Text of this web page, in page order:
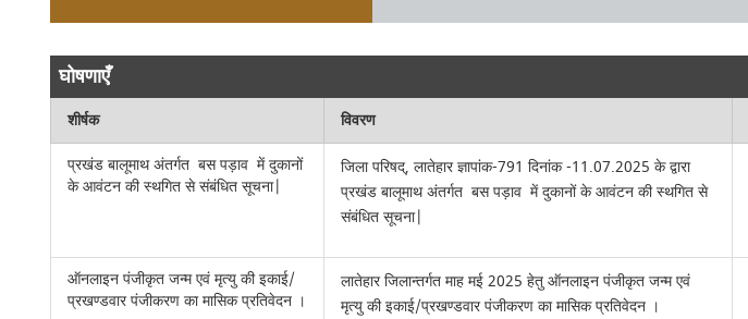
घोषणाएँ
शीर्षक विवरण
प्रखंड बालूमाथ अंतर्गत बस पड़ाव में दुकानों
के आवंटन की स्थगित से संबंधित सूचना|
जिला परिषद्, लातेहार ज्ञापांक-791 दिनांक -11.07.2025 के द्वारा
प्रखंड बालूमाथ अंतर्गत बस पड़ाव में दुकानों के आवंटन की स्थगित से
संबंधित सूचना|
ऑनलाइन पंजीकृत जन्म एवं मृत्यु की इकाई/
प्रखण्डवार पंजीकरण का मासिक प्रतिवेदन ।
लातेहार जिलान्तर्गत माह मई 2025 हेतु ऑनलाइन पंजीकृत जन्म एवं
मृत्यु की इकाई/प्रखण्डवार पंजीकरण का मासिक प्रतिवेदन ।